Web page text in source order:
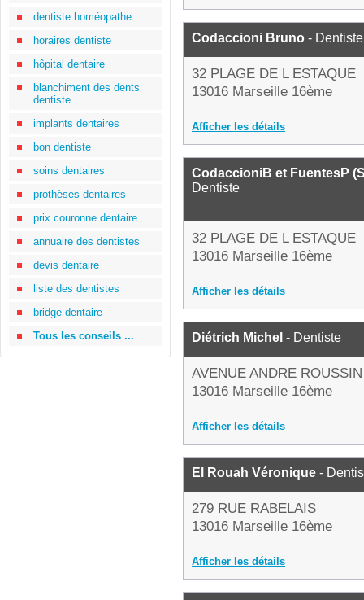
dentiste homéopathe
horaires dentiste
hôpital dentaire
blanchiment des dents
dentiste
implants dentaires
bon dentiste
soins dentaires
prothèses dentaires
prix couronne dentaire
annuaire des dentistes
devis dentaire
liste des dentistes
bridge dentaire
Tous les conseils ...
Codaccioni Bruno - Dentiste
32 PLAGE DE L ESTAQUE
13016 Marseille 16ème
Afficher les détails
CodaccioniB et FuentesP
Dentiste
32 PLAGE DE L ESTAQUE
13016 Marseille 16ème
Afficher les détails
Diétrich Michel - Dentiste
AVENUE ANDRE ROUSSIN
13016 Marseille 16ème
Afficher les détails
El Rouah Véronique -
279 RUE RABELAIS
13016 Marseille 16ème
Afficher les détails